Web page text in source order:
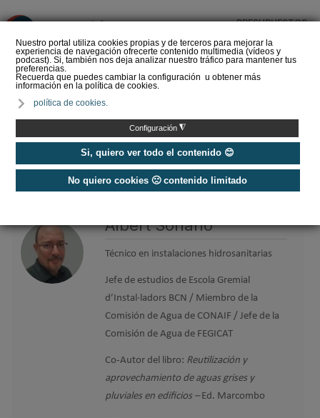
Nuestro portal utiliza cookies propias y de terceros para mejorar la
experiencia de navegación ofrecerte contenido multimedia (vídeos y
podcast). Si, también nos deja analizar nuestro tráfico para mantener tus
preferencias.
Recuerda que puedes cambiar la configuración u obtener más
información en la política de cookies.
política de cookies.
Configuración ◮
Si, quiero ver todo el contenido 😊
No quiero cookies 🙁 contenido limitado
PRESUPUESTOS
del Amperio (Episodio 3)
Etiquetas / Albert Soriano
Albert Soriano
Técnico en instalaciones hidrosanitarias
Jefe de estudios de Escola Gremial
d’Instal·ladors BCN / Miembro de la
Comisión de Agua de CONAIF / Jefe de la
Comisión de Agua de FEGICAT
Co-Autor del libro: Reutilización y
aprovechamiento de aguas grises y
pluviales en edificios –Ed. Marcombo